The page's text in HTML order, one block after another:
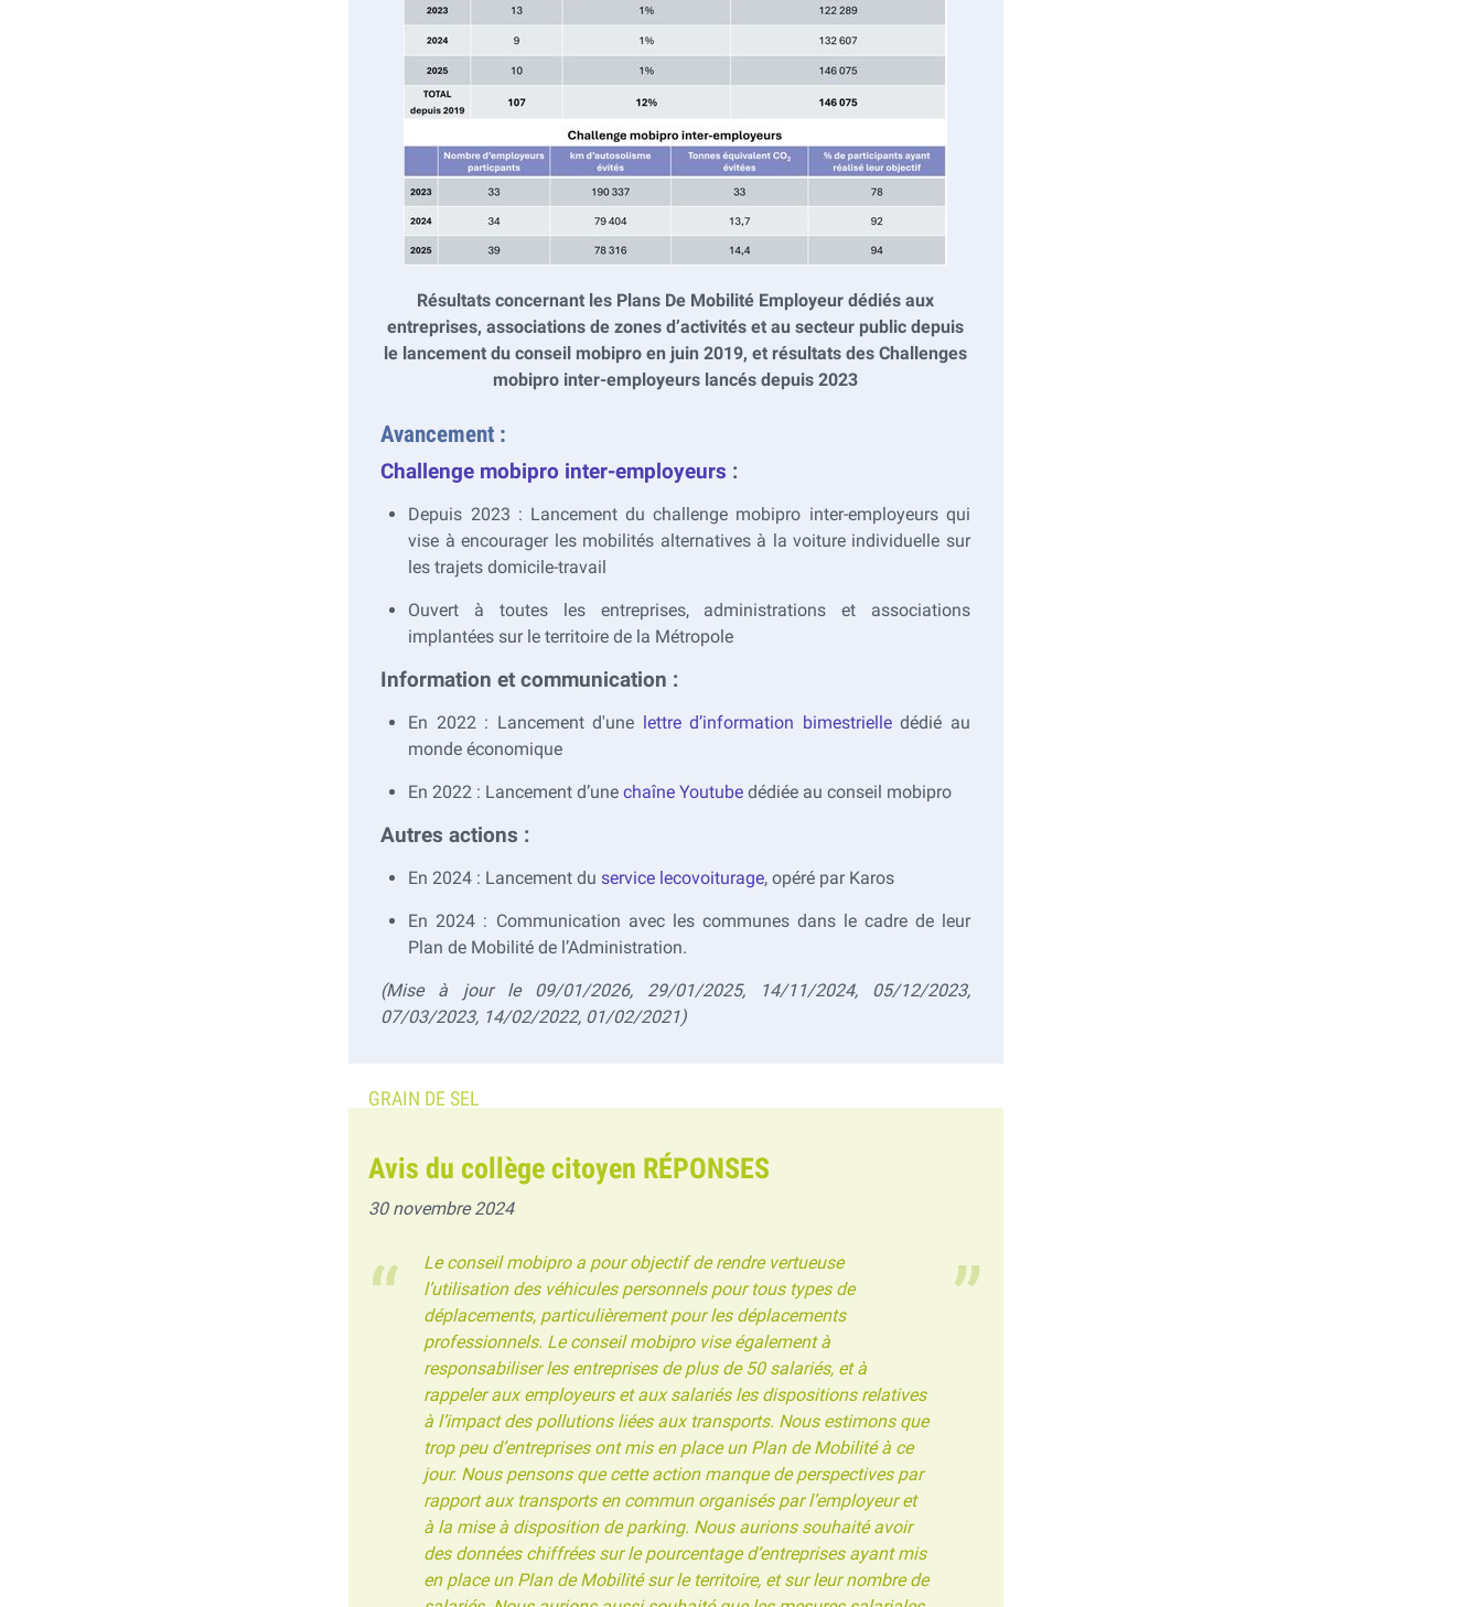
Résultats concernant les Plans De Mobilité Employeur dédiés aux
entreprises, associations de zones d’activités et au secteur public depuis
le lancement du conseil mobipro en juin 2019, et résultats des Challenges
mobipro inter-employeurs lancés depuis 2023
Avancement :
Challenge mobipro inter-employeurs :
Depuis 2023 : Lancement du challenge mobipro inter-employeurs qui
vise à encourager les mobilités alternatives à la voiture individuelle sur
les trajets domicile-travail
Ouvert à toutes les entreprises, administrations et associations
implantées sur le territoire de la Métropole
Information et communication :
En 2022 : Lancement d'une lettre d’information bimestrielledédié au
monde économique
En 2022 : Lancement d’unechaîne Youtube dédiée au conseil mobipro
Autres actions :
En 2024 : Lancement du service lecovoiturage, opéré par Karos
En 2024 : Communication avec les communes dans le cadre de leur
Plan de Mobilité de l’Administration.
(Mise à jour le 09/01/2026, 29/01/2025, 14/11/2024, 05/12/2023,
07/03/2023, 14/02/2022, 01/02/2021)
Avis du collège citoyen RÉPONSES
30 novembre 2024
Le conseil mobipro a pour objectif de rendre vertueuse
l’utilisation des véhicules personnels pour tous types de
déplacements, particulièrement pour les déplacements
professionnels. Le conseil mobipro vise également à
responsabiliser les entreprises de plus de 50 salariés, et à
rappeler aux employeurs et aux salariés les dispositions relatives
à l’impact des pollutions liées aux transports. Nous estimons que
trop peu d’entreprises ont mis en place un Plan de Mobilité à ce
jour. Nous pensons que cette action manque de perspectives par
rapport aux transports en commun organisés par l’employeur et
à la mise à disposition de parking. Nous aurions souhaité avoir
des données chiffrées sur le pourcentage d’entreprises ayant mis
en place un Plan de Mobilité sur le territoire, et sur leur nombre de